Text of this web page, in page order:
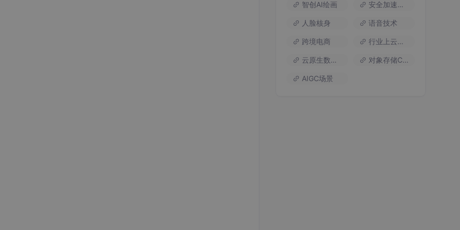
智创AI绘画 安全加速流量
人脸核身 语音技术
跨境电商 行业上云方案
云原生数据库 对象存储COS
AIGC场景